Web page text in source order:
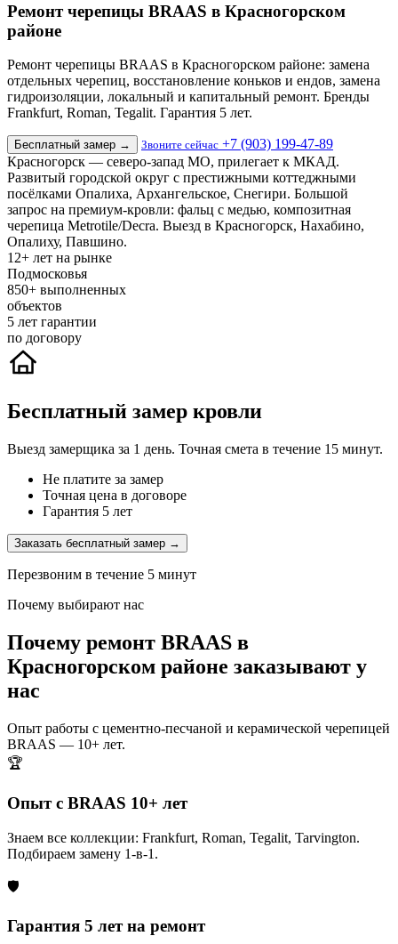
Ремонт черепицы BRAAS в Красногорском
районе
Ремонт черепицы BRAAS в Красногорском районе: замена
отдельных черепиц, восстановление коньков и ендов, замена
гидроизоляции, локальный и капитальный ремонт. Бренды
Frankfurt, Roman, Tegalit. Гарантия 5 лет.
Бесплатный замер → Звоните сейчас +7 (903) 199-47-89
Красногорск — северо-запад МО, прилегает к МКАД.
Развитый городской округ с престижными коттеджными
посёлками Опалиха, Архангельское, Снегири. Большой
запрос на премиум-кровли: фальц с медью, композитная
черепица Metrotile/Decra. Выезд в Красногорск, Нахабино,
Опалиху, Павшино.
12+ лет на рынке
Подмосковья
850+ выполненных
объектов
5 лет гарантии
по договору
Бесплатный замер кровли
Выезд замерщика за 1 день. Точная смета в течение 15 минут.
Не платите за замер
Точная цена в договоре
Гарантия 5 лет
Заказать бесплатный замер →
Перезвоним в течение 5 минут
Почему выбирают нас
Почему ремонт BRAAS в
Красногорском районе заказывают у
нас
Опыт работы с цементно-песчаной и керамической черепицей
BRAAS — 10+ лет.
🏆
Опыт с BRAAS 10+ лет
Знаем все коллекции: Frankfurt, Roman, Tegalit, Tarvington.
Подбираем замену 1-в-1.
🛡️
Гарантия 5 лет на ремонт